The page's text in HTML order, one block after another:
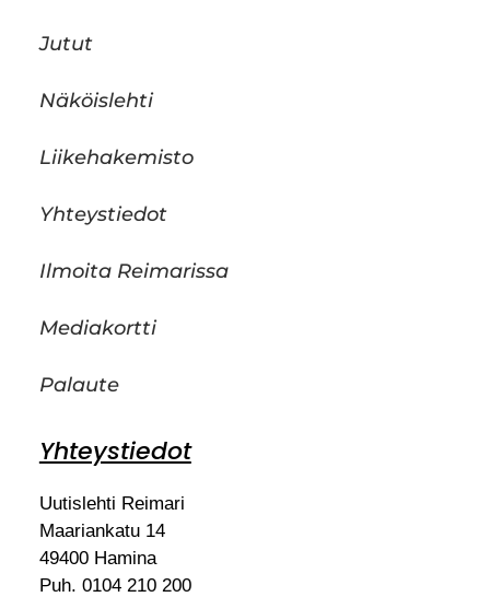
Jutut
Näköislehti
Liikehakemisto
Yhteystiedot
Ilmoita Reimarissa
Mediakortti
Palaute
Yhteystiedot
Uutislehti Reimari
Maariankatu 14
49400 Hamina
Puh. 0104 210 200